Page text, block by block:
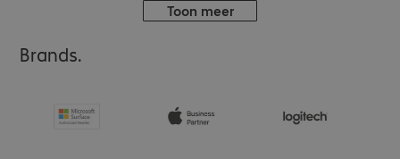
Toon meer
Brands.